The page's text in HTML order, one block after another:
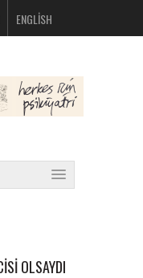
ENGLISH
OLSAYDI